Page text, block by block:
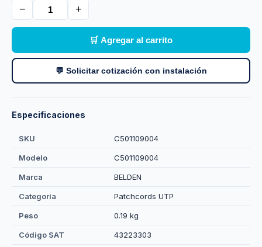
− +
🛒 Agregar al carrito
💬 Solicitar cotización con instalación
Especificaciones
SKU C501109004
Modelo C501109004
Marca BELDEN
Categoría Patchcords UTP
Peso 0.19 kg
Código SAT 43223303